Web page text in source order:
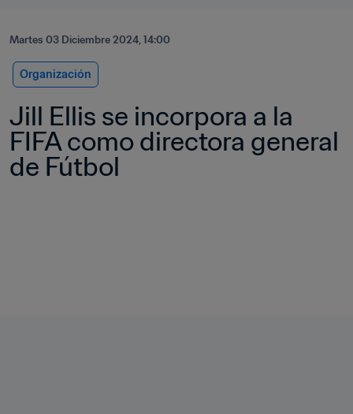
Martes 03 Diciembre 2024, 14:00
Organización
Jill Ellis se incorpora a la
FIFA como directora general
de Fútbol